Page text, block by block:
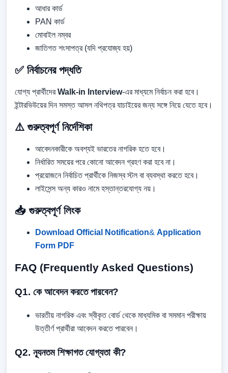
আধার কার্ড
PAN কার্ড
মোবাইল নম্বর
জাতিগত শংসাপত্র (যদি প্রযোজ্য হয়)
✅ নির্বাচনের পদ্ধতি
যোগ্য প্রার্থীদেরWalk-in Interview-এর মাধ্যমে নির্বাচন করা হবে।
ইন্টারভিউয়ের দিন সমস্ত আসল নথিপত্র যাচাইয়ের জন্য সঙ্গে নিয়ে যেতে হবে।
⚠️ গুরুত্বপূর্ণ নির্দেশিকা
আবেদনকারীকে অবশ্যই ভারতের নাগরিক হতে হবে।
নির্ধারিত সময়ের পরে কোনো আবেদন গ্রহণ করা হবে না।
প্রয়োজনে নির্বাচিত প্রার্থীকে নিজস্ব স্টল বা ব্যবস্থা করতে হবে।
লাইসেন্স অন্য কারও নামে হস্তান্তরযোগ্য নয়।
📥 গুরুত্বপূর্ণ লিংক
Download Official Notification& Application
Form PDF
FAQ (Frequently Asked Questions)
Q1. কে আবেদন করতে পারবেন?
ভারতীয় নাগরিক এবং স্বীকৃত বোর্ড থেকে মাধ্যমিক বা সমমান পরীক্ষায়
উত্তীর্ণ প্রার্থীরা আবেদন করতে পারবেন।
Q2. ন্যূনতম শিক্ষাগত যোগ্যতা কী?